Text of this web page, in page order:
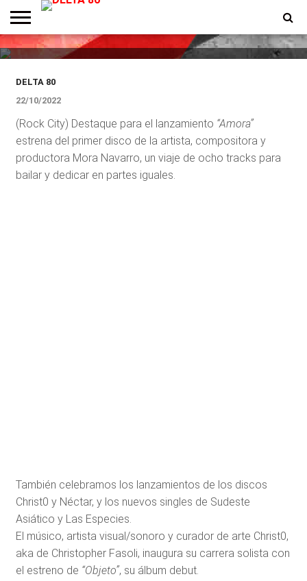
ENTREVISTAS
PREMIOS
PRODUCCIONES
PROGRAMACION
CONTACTO
HOMEPAGE
Christ0, Néctar, Sudeste Asiático
y Las Especies
DELTA 80
22/10/2022
(Rock City) Destaque para el lanzamiento “Amora”
estrena del primer disco de la artista, compositora y
productora Mora Navarro, un viaje de ocho tracks para
bailar y dedicar en partes iguales.
También celebramos los lanzamientos de los discos
Christ0 y Néctar, y los nuevos singles de Sudeste
Asiático y Las Especies.
El músico, artista visual/sonoro y curador de arte Christ0,
aka de Christopher Fasoli, inaugura su carrera solista con
el estreno de “Objeto”, su álbum debut.